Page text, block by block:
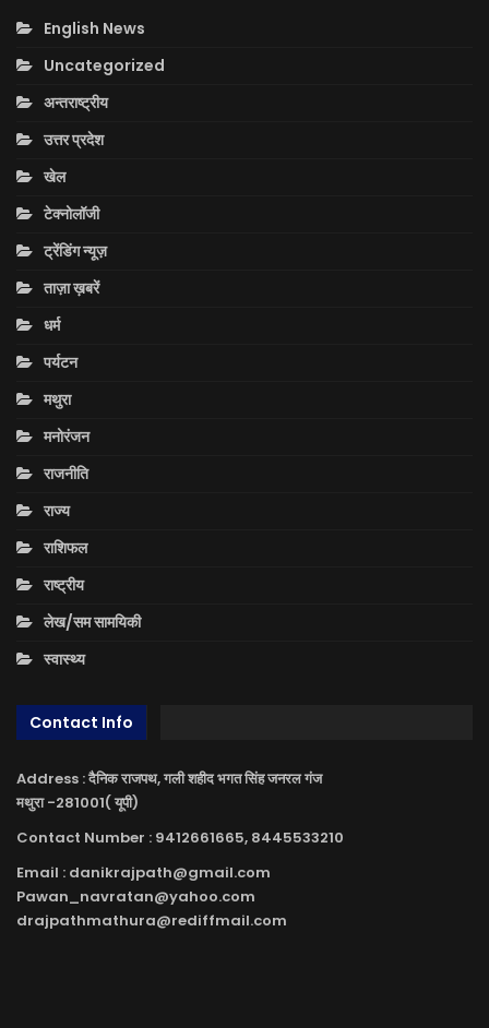
English News
Uncategorized
अन्तराष्ट्रीय
उत्तर प्रदेश
खेल
टेक्नोलॉजी
ट्रेंडिंग न्यूज़
ताज़ा ख़बरें
धर्म
पर्यटन
मथुरा
मनोरंजन
राजनीति
राज्य
राशिफल
राष्ट्रीय
लेख/सम सामयिकी
स्वास्थ्य
Contact Info
Address : दैनिक राजपथ, गली शहीद भगत सिंह जनरल गंज
मथुरा -281001( यूपी)
Contact Number : 9412661665, 8445533210
Email : danikrajpath@gmail.com
Pawan_navratan@yahoo.com
drajpathmathura@rediffmail.com